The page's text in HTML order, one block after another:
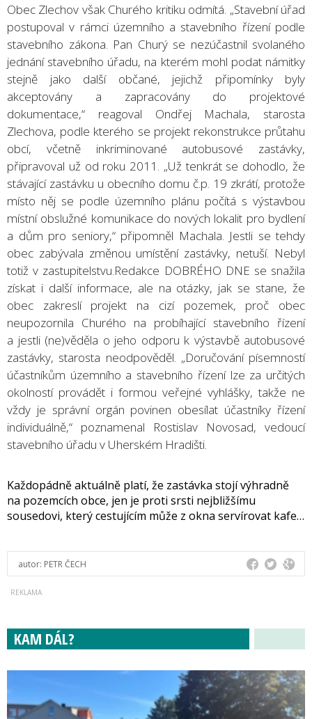
Obec Zlechov však Churého kritiku odmítá. „Stavební úřad
postupoval v rámci územního a stavebního řízení podle
stavebního zákona. Pan Churý se nezúčastnil svolaného
jednání stavebního úřadu, na kterém mohl podat námitky
stejně jako další občané, jejichž připomínky byly
akceptovány a zapracovány do projektové
dokumentace,“ reagoval Ondřej Machala, starosta
Zlechova, podle kterého se projekt rekonstrukce průtahu
obcí, včetně inkriminované autobusové zastávky,
připravoval už od roku 2011. „Už tenkrát se dohodlo, že
stávající zastávku u obecního domu č.p. 19 zkrátí, protože
místo něj se podle územního plánu počítá s výstavbou
místní obslužné komunikace do nových lokalit pro bydlení
a dům pro seniory,“ připomněl Machala. Jestli se tehdy
obec zabývala změnou umístění zastávky, netuší. Nebyl
totiž v zastupitelstvu.Redakce DOBRÉHO DNE se snažila
získat i další informace, ale na otázky, jak se stane, že
obec zakreslí projekt na cizí pozemek, proč obec
neupozornila Churého na probíhající stavebního řízení
a jestli (ne)věděla o jeho odporu k výstavbě autobusové
zastávky, starosta neodpověděl. „Doručování písemností
účastníkům územního a stavebního řízení lze za určitých
okolností provádět i formou veřejné vyhlášky, takže ne
vždy je správní orgán povinen obesílat účastníky řízení
individuálně,“ poznamenal Rostislav Novosad, vedoucí
stavebního úřadu v Uherském Hradišti.
Každopádně aktuálně platí, že zastávka stojí výhradně
na pozemcích obce, jen je proti srsti nejbližšímu
sousedovi, který cestujícím může z okna servírovat kafe…
autor: PETR ČECH
KAM DÁL?